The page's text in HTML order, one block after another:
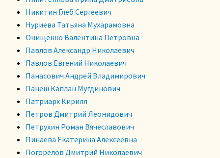
Никитин Глеб Сергеевич
Нуриева Татьяна Мухарамовна
Онищенко Валентина Петровна
Павлов Александр Николаевич
Павлов Евгений Николаевич
Панасович Андрей Владимирович
Панеш Каплан Мугдинович
Патриарх Кирилл
Петров Дмитрий Леонидович
Петрухин Роман Вячеславович
Пинаева Екатерина Алексеевна
Погорелов Дмитрий Николаевич